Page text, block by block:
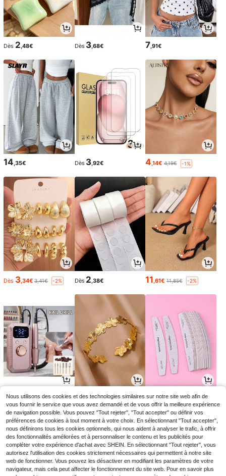
Dès 2,48€ Dès 3,68€ 7,91€
14,35€ Dès 3,92€ 4,14€ 4,19€ -1%
Dès 3,34€ 3,41€ -2% Dès 2 ,38€ 11 ,61€ 11,85€ -2%
13,80€ Dès3,57€ Dès 3,18€3,28€ -3%
Nous utilisons des cookies et des technologies similaires sur notre site web afin de
vous fournir le service que vous avez demandé et de vous offrir la meilleure expérience
de navigation possible. Vous pouvez "Tout rejeter", "Tout accepter" ou définir vos
préférences de cookies à tout moment à votre choix. En sélectionnant "Tout accepter",
nous définirons tous les cookies optionnels, qui nous aident à analyser le trafic, à offrir
des fonctionnalités améliorées et à personnaliser le contenu et les publicités pour
compléter votre expérience d'achat avec SHEIN. En sélectionnant "Tout rejeter", vous
autorisez l'utilisation des cookies strictement nécessaires qui permettent à notre site
web de fonctionner. Vous pouvez les désactiver en modifiant les paramètres de votre
navigateur, mais cela peut affecter le fonctionnement du site web. Pour en savoir plus